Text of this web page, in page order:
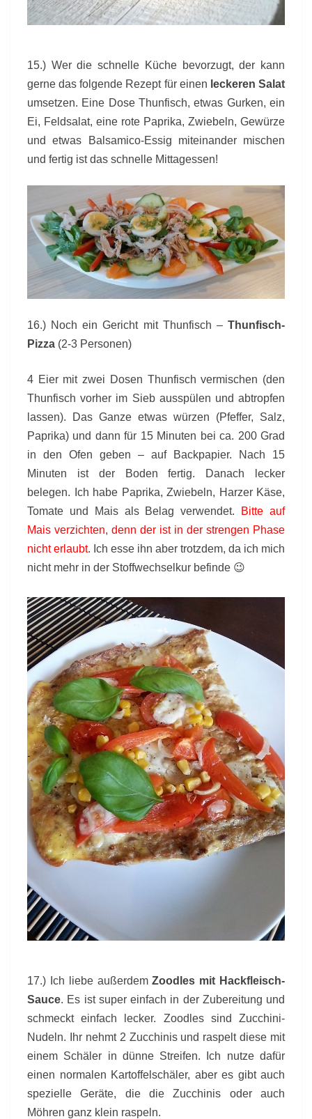
15.) Wer die schnelle Küche bevorzugt, der kann
gerne das folgende Rezept für einen leckeren Salat
umsetzen. Eine Dose Thunfisch, etwas Gurken, ein
Ei, Feldsalat, eine rote Paprika, Zwiebeln, Gewürze
und etwas Balsamico-Essig miteinander mischen
und fertig ist das schnelle Mittagessen!
16.) Noch ein Gericht mit Thunfisch – Thunfisch-
Pizza (2-3 Personen)
4 Eier mit zwei Dosen Thunfisch vermischen (den
Thunfisch vorher im Sieb ausspülen und abtropfen
lassen). Das Ganze etwas würzen (Pfeffer, Salz,
Paprika) und dann für 15 Minuten bei ca. 200 Grad
in den Ofen geben – auf Backpapier. Nach 15
Minuten ist der Boden fertig. Danach lecker
belegen. Ich habe Paprika, Zwiebeln, Harzer Käse,
Tomate und Mais als Belag verwendet.
Bitte auf
Mais verzichten, denn der ist in der strengen Phase
nicht erlaubt. Ich esse ihn aber trotzdem, da ich mich
nicht mehr in der Stoffwechselkur befinde 😉
17.) Ich liebe außerdemZoodles mit Hackfleisch-
Sauce. Es ist super einfach in der Zubereitung und
schmeckt einfach lecker. Zoodles sind Zucchini-
Nudeln. Ihr nehmt 2 Zucchinis und raspelt diese mit
einem Schäler in dünne Streifen. Ich nutze dafür
einen normalen Kartoffelschäler, aber es gibt auch
spezielle Geräte, die die Zucchinis oder auch
Möhren ganz klein raspeln.